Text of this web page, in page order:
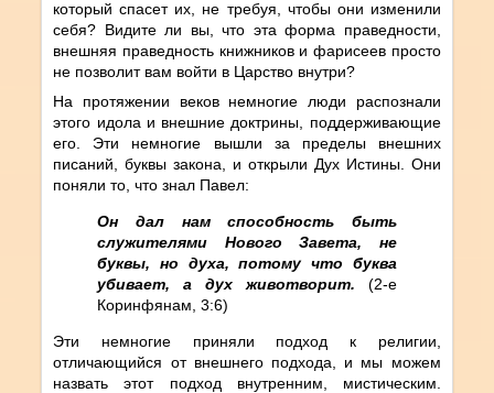
который спасет их, не требуя, чтобы они изменили
себя? Видите ли вы, что эта форма праведности,
внешняя праведность книжников и фарисеев просто
не позволит вам войти в Царство внутри?
На протяжении веков немногие люди распознали
этого идола и внешние доктрины, поддерживающие
его. Эти немногие вышли за пределы внешних
писаний, буквы закона, и открыли Дух Истины. Они
поняли то, что знал Павел:
Он дал нам способность быть
служителями Нового Завета, не
буквы, но духа, потому что буква
убивает, а дух животворит. (2-е
Коринфянам, 3:6)
Эти немногие приняли подход к религии,
отличающийся от внешнего подхода, и мы можем
назвать этот подход внутренним, мистическим.